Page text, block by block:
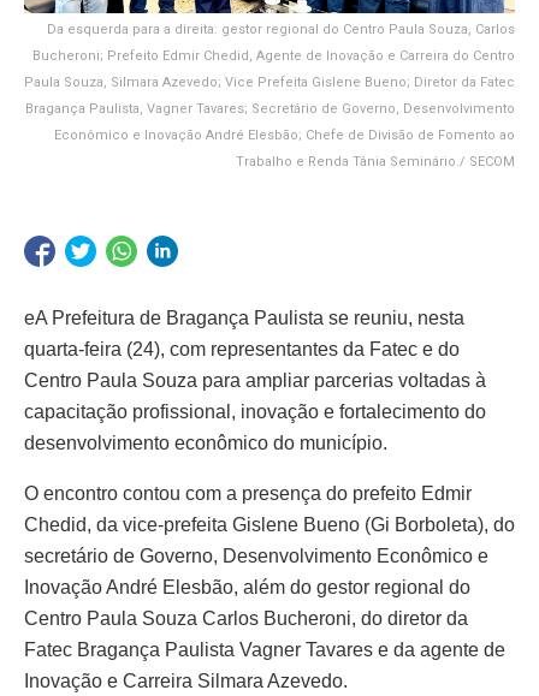
Da esquerda para a direita: gestor regional do Centro Paula Souza, Carlos
Bucheroni; Prefeito Edmir Chedid, Agente de Inovação e Carreira do Centro
Paula Souza, Silmara Azevedo; Vice Prefeita Gislene Bueno; Diretor da Fatec
Bragança Paulista, Vagner Tavares; Secretário de Governo, Desenvolvimento
Econômico e Inovação André Elesbão; Chefe de Divisão de Fomento ao
Trabalho e Renda Tânia Seminário./ SECOM
eA Prefeitura de Bragança Paulista se reuniu, nesta
quarta-feira (24), com representantes da Fatec e do
Centro Paula Souza para ampliar parcerias voltadas à
capacitação profissional, inovação e fortalecimento do
desenvolvimento econômico do município.
O encontro contou com a presença do prefeito Edmir
Chedid, da vice-prefeita Gislene Bueno (Gi Borboleta), do
secretário de Governo, Desenvolvimento Econômico e
Inovação André Elesbão, além do gestor regional do
Centro Paula Souza Carlos Bucheroni, do diretor da
Fatec Bragança Paulista Vagner Tavares e da agente de
Inovação e Carreira Silmara Azevedo.